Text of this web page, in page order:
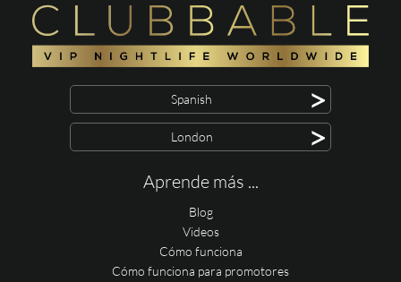
Spanish >
London >
Aprende más ...
Blog
Videos
Cómo funciona
Cómo funciona para promotores